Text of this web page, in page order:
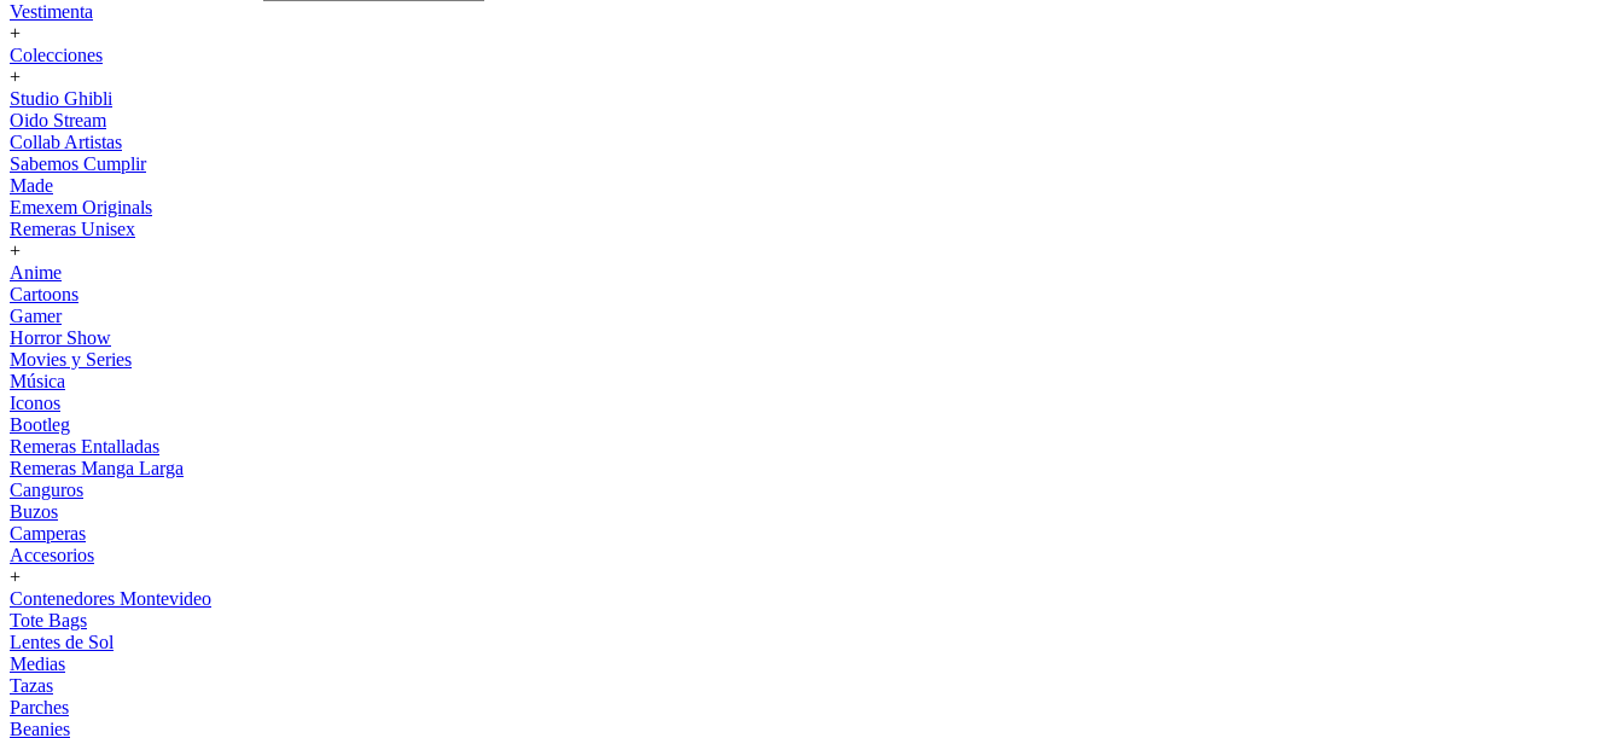
Vestimenta
+
Colecciones
+
Studio Ghibli
Oido Stream
Collab Artistas
Sabemos Cumplir
Made
Emexem Originals
Remeras Unisex
+
Anime
Cartoons
Gamer
Horror Show
Movies y Series
Música
Iconos
Bootleg
Remeras Entalladas
Remeras Manga Larga
Canguros
Buzos
Camperas
Accesorios
+
Contenedores Montevideo
Tote Bags
Lentes de Sol
Medias
Tazas
Parches
Beanies